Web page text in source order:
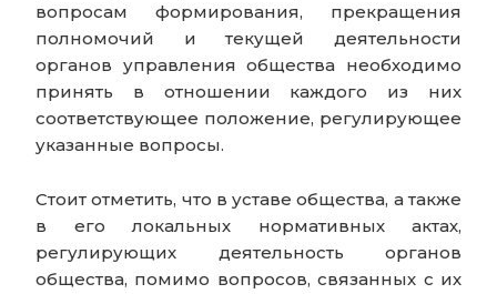
вопросам формирования, прекращения
полномочий и текущей деятельности
органов управления общества необходимо
принять в отношении каждого из них
соответствующее положение, регулирующее
указанные вопросы.
Стоит отметить, что в уставе общества, а также
в его локальных нормативных актах,
регулирующих деятельность органов
общества, помимо вопросов, связанных с их